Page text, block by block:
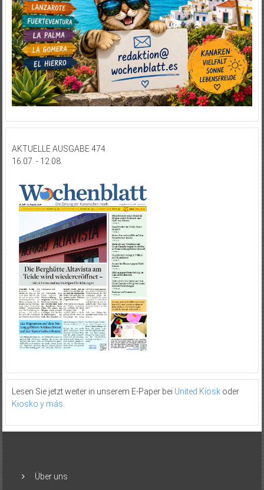
AKTUELLE AUSGABE 474
16.07. - 12.08.
Lesen Sie jetzt weiter in unserem E-Paper bei United Kioskoder
Kiosko y más.
Über uns